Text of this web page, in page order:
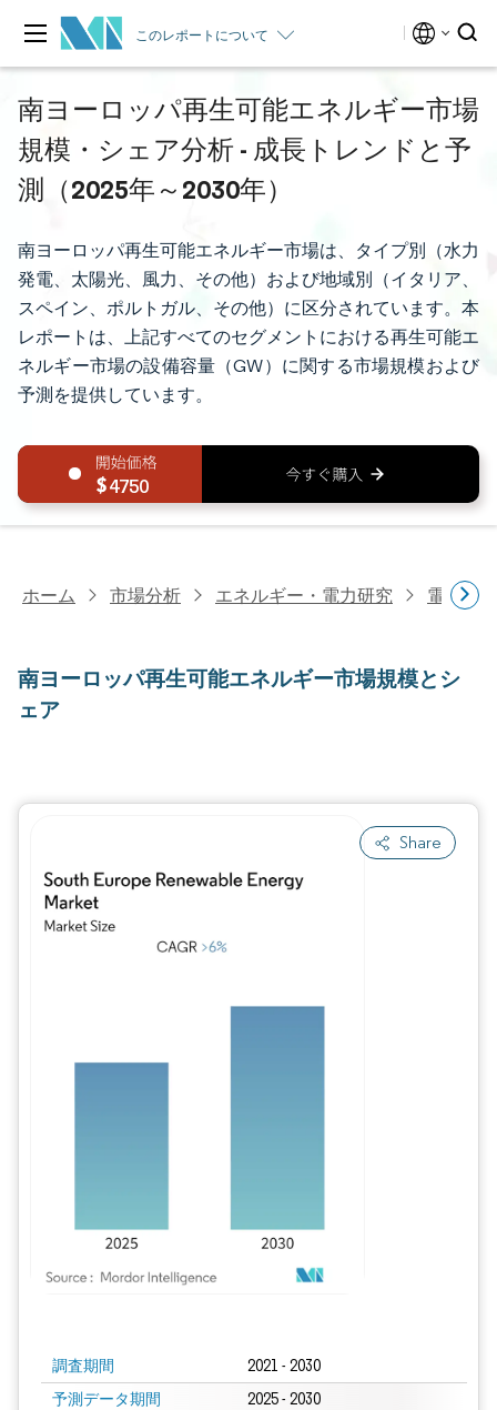
このレポートについて
南ヨーロッパ再生可能エネルギー市場
規模・シェア分析 - 成長トレンドと予
測（2025年～2030年）
南ヨーロッパ再生可能エネルギー市場は、タイプ別（水力
発電、太陽光、風力、その他）および地域別（イタリア、
スペイン、ポルトガル、その他）に区分されています。本
レポートは、上記すべてのセグメントにおける再生可能エ
ネルギー市場の設備容量（GW）に関する市場規模および
予測を提供しています。
4750
ホーム 市場分析 エネルギー・電力研究 電力研究
南ヨーロッパ再生可能エネルギー市場規模とシ
ェア
Share
調査期間 2021 - 2030
予測データ期間 2025 - 2030